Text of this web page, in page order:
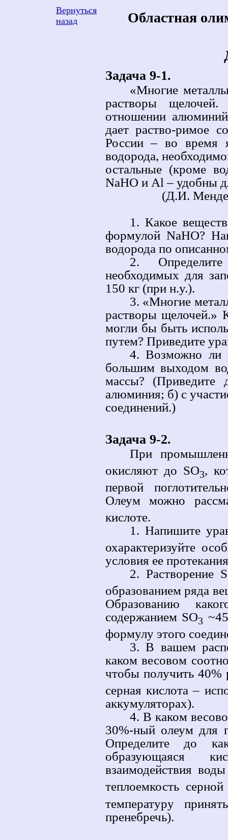
Вернуться
назад
Областная
Задача 9-1.
«Многие
растворы
отношении
дает раство-римое
России – во время
водорода,
остальные (кроме
NaHO и Al – удобны
(Д.И.
1. Какое
формулой NaHO?
водорода по
2.
необходимых для
150 кг (при н.у.).
3. «Многие
растворы щелочей.»
могли бы быть
путем? Приведите
4. Возможно ли
большим выходом
массы? (Приведите
алюминия; б) с
соединений.)
Задача 9-2.
При
окисляют до SO3,
первой
Олеум можно
кислоте.
1. Напишите
охарактеризуйте
условия ее
2. Растворение
образованием ряда
Образованию
содержанием SO3
формулу этого
3. В вашем
каком весовом
чтобы получить 40%
серная кислота –
аккумуляторах).
4. В каком
30%-ный олеум для
Определите до
образующаяся
взаимодействия
теплоемкость
температуру
пренебречь).